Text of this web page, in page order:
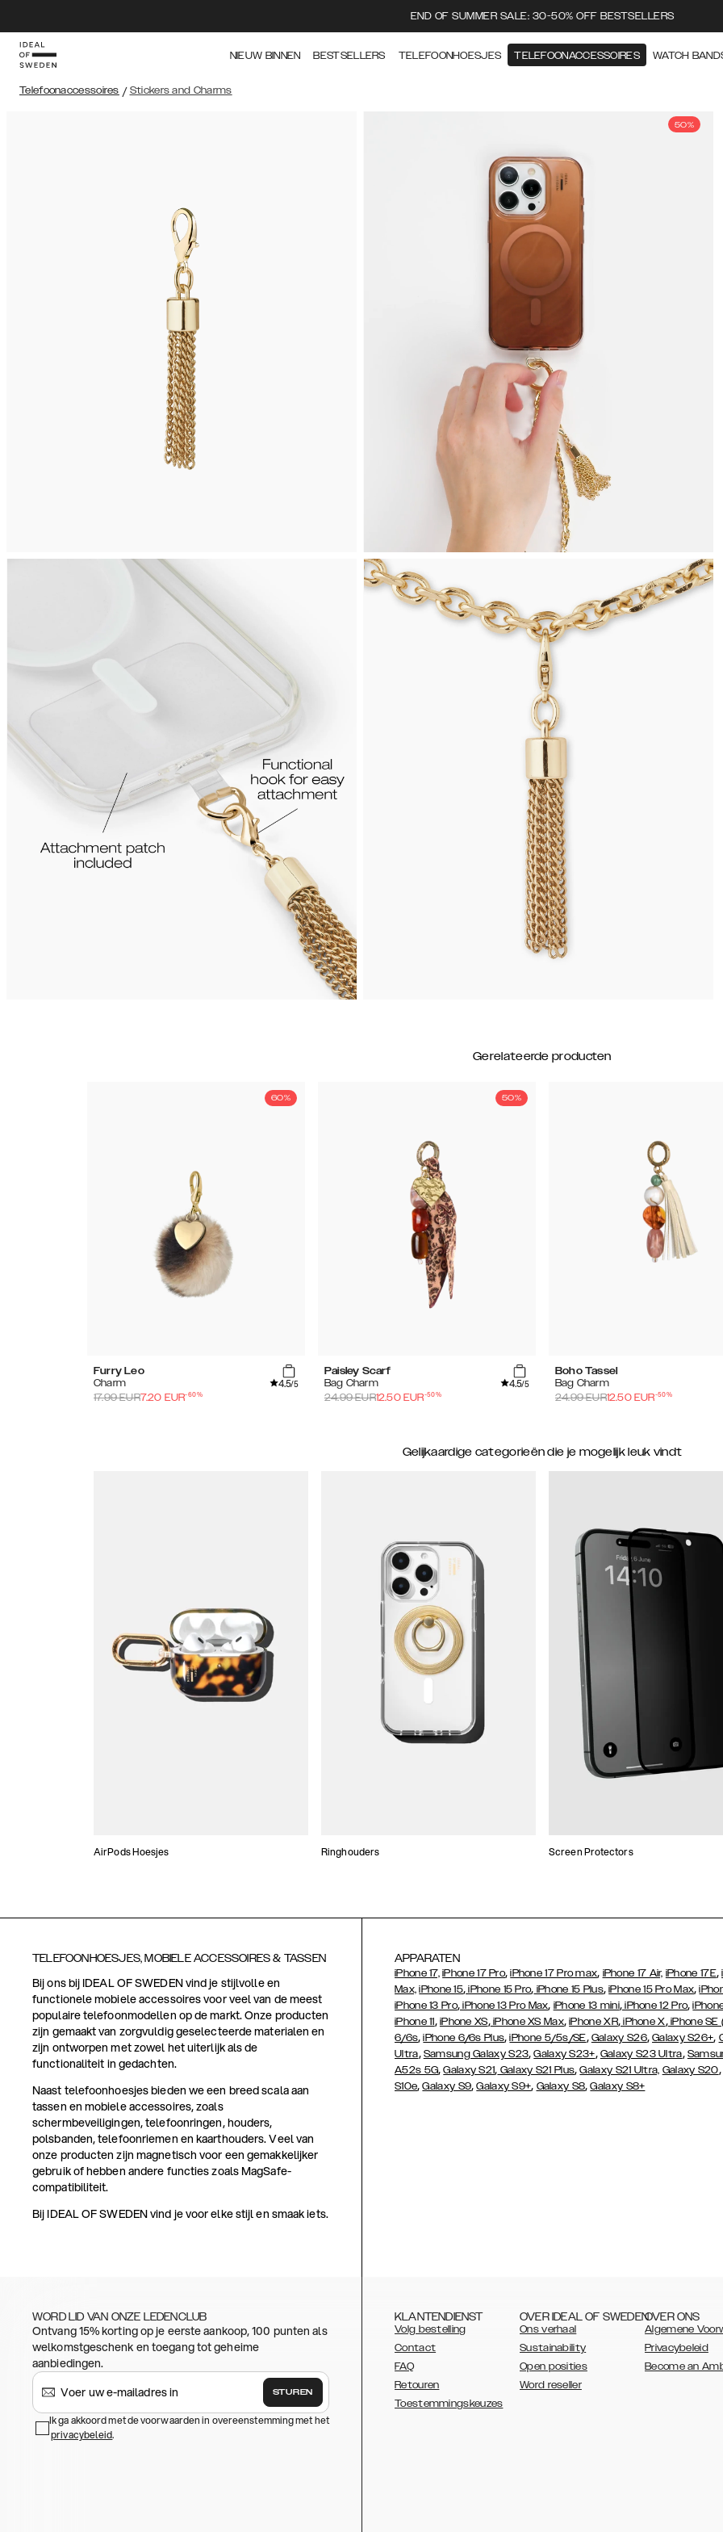
END OF SUMMER SALE: 30-50% OFF BESTSELLERS
NIEUW BINNEN BESTSELLERS TELEFOONHOESJES TELEFOONACCESSOIRES WATCH
Telefoonaccessoires / Stickers and Charms
50%
Gerelateerde producten
60%
Furry Leo
Charm
4.5/5
17.99EUR7.20 EUR-60%
50%
Paisley Scarf
Bag Charm
4.5/5
24.99EUR12.50 EUR-50%
Boho Tassel
Bag Charm
24.99EUR12.50 EUR-50%
Gelijkaardige categorieën die je mogelijk leuk vindt
AirPods Hoesjes Ringhouders Screen Protectors
TELEFOONHOESJES, MOBIELE ACCESSOIRES & TASSEN
Bij ons bij IDEAL OF SWEDEN vind je stijlvolle en
functionele mobiele accessoires voor veel van de meest
populaire telefoonmodellen op de markt. Onze producten
zijn gemaakt van zorgvuldig geselecteerde materialen en
zijn ontworpen met zowel het uiterlijk als de
functionaliteit in gedachten.
Naast telefoonhoesjes bieden we een breed scala aan
tassen en mobiele accessoires, zoals
schermbeveiligingen, telefoonringen, houders,
polsbanden, telefoonriemen en kaarthouders. Veel van
onze producten zijn magnetisch voor een gemakkelijker
gebruik of hebben andere functies zoals MagSafe-
compatibiliteit.
Bij IDEAL OF SWEDEN vind je voor elke stijl en smaak iets.
APPARATEN
iPhone 17, iPhone 17 Pro,iPhone 17 Pro max, iPhone 17 Air, iPhone 17E,
Max, iPhone 15, iPhone 15 Pro, iPhone 15 Plus,iPhone 15 Pro Max,
iPhone 13 Pro, iPhone 13 Pro Max, iPhone 13 mini,iPhone 12 Pro,
iPhone 11, iPhone XS,iPhone XS Max,iPhone XR,iPhone X,iPhone
6/6s,iPhone 6/6s Plus,iPhone 5/5s/SE, Galaxy S26,Galaxy S26+,
Ultra, Samsung Galaxy S23,Galaxy S23+, Galaxy S23 Ultra,
A52s 5G,Galaxy S21, Galaxy S21 Plus,Galaxy S21 Ultra, Galaxy S20,
S10e,Galaxy S9,Galaxy S9+, Galaxy S8,Galaxy S8+
WORD LID VAN ONZE LEDENCLUB
Ontvang 15% korting op je eerste aankoop, 100 punten als
welkomstgeschenk en toegang tot geheime
aanbiedingen.
STUREN
Ik ga akkoord met de voorwaarden in overeenstemming met het
privacybeleid.
KLANTENDIENST
Volg bestelling
Contact
FAQ
Retouren
Toestemmingskeuzes
OVER IDEAL OF SWEDEN
Ons verhaal
Sustainability
Open posities
Word reseller
OVER ONS
Algemene
Privacybeleid
Become an
AUSTRALIA